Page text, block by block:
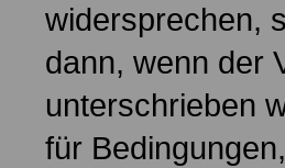
widersprechen,
dann, wenn der
unterschrieben
für